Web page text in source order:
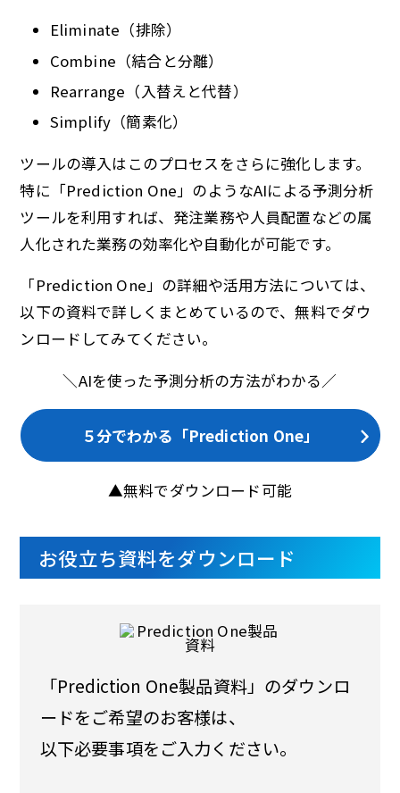
Eliminate（排除）
Combine（結合と分離）
Rearrange（入替えと代替）
Simplify（簡素化）
ツールの導入はこのプロセスをさらに強化します。
特に「Prediction One」のようなAIによる予測分析
ツールを利用すれば、発注業務や人員配置などの属
人化された業務の効率化や自動化が可能です。
「Prediction One」の詳細や活用方法については、
以下の資料で詳しくまとめているので、無料でダウ
ンロードしてみてください。
＼AIを使った予測分析の方法がわかる／
５分でわかる「Prediction One」
▲無料でダウンロード可能
お役立ち資料をダウンロード
「Prediction One製品資料」のダウンロ
ードをご希望のお客様は、
以下必要事項をご入力ください。